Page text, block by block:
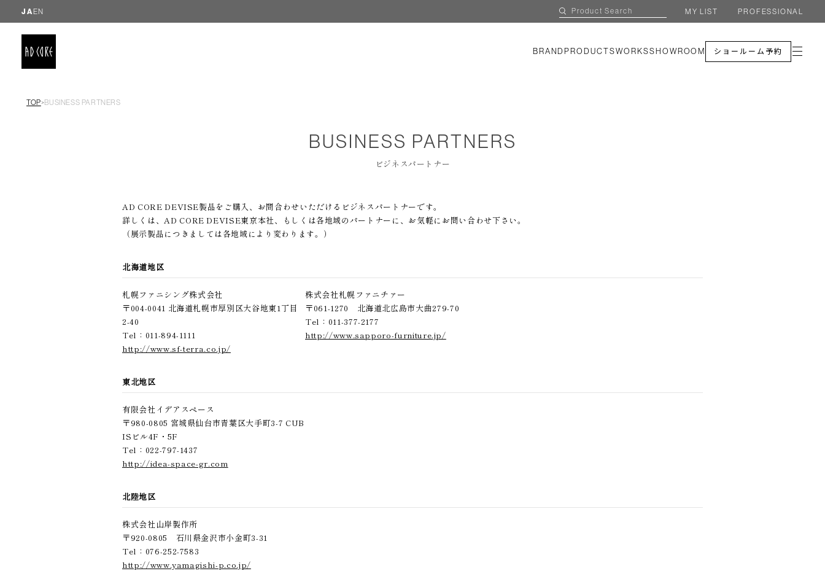
EN
JA MY LIST PROFESSIONAL
BRAND PRODUCTSWORKSSHOWROOM ショールーム予約
TOP＞BUSINESS PARTNERS
BUSINESS PARTNERS
ビジネスパートナー
AD CORE DEVISE製品をご購入、お問合わせいただけるビジネスパートナーです。
詳しくは、AD CORE DEVISE東京本社、もしくは各地域のパートナーに、お気軽にお問い合わせ下さい。
（展示製品につきましては各地域により変わります。）
北海道地区
札幌ファニシング株式会社
〒004-0041 北海道札幌市厚別区大谷地東1丁目
2-40
Tel：011-894-1111
http://www.sf-terra.co.jp/
株式会社札幌ファニチァー
〒061-1270 北海道北広島市大曲279-70
Tel：011-377-2177
http://www.sapporo-furniture.jp/
東北地区
有限会社イデアスペース
〒980-0805 宮城県仙台市青葉区大手町3-7 CUB
ISビル4F・5F
Tel：022-797-1437
http://idea-space-gr.com
北陸地区
株式会社山岸製作所
〒920-0805 石川県金沢市小金町3-31
Tel：076-252-7583
http://www.yamagishi-p.co.jp/